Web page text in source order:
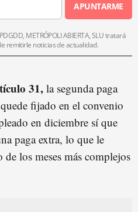
APUNTARME
METRÓPOLI ABIERTA, SLU tratará
remitirle noticias de actualidad.
31, la segunda paga
fijado en el convenio
en diciembre sí que
paga extra, lo que le
de los meses más complejos